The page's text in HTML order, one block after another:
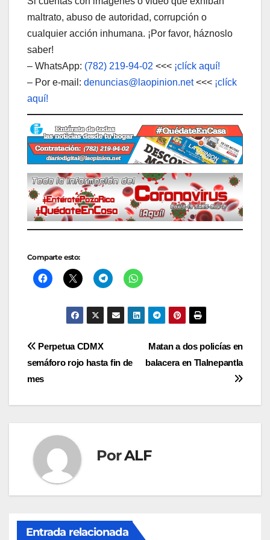
maltrato, abuso de autoridad, corrupción o
cualquier acción inhumana. ¡Por favor, háznoslo
saber!
– WhatsApp: (782) 219-94-02 <<< ¡clíck aquí!
– Por e-mail: denuncias@laopinion.net<<< ¡clíck
aquí!
Comparte esto:
Navegación
de
entradas
Matan a dos policías en
balacera en Tlalnepantla
Perpetua CDMX
semáforo rojo hasta fin de
mes
PorALF
Entrada relacionada